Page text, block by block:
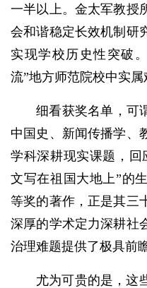
一半以上。金太军教授
会和谐稳定长效机制研
实现学校历史性突破
流”地方师范院校中实属
细看获奖名单，可
中国史、新闻传播学、
学科深耕现实课题，回
文写在祖国大地上”的
等奖的著作，正是其三
深厚的学术定力深耕社
治理难题提供了极具前
尤为可贵的是，这